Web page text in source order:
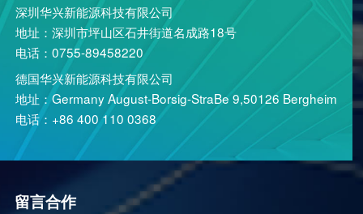
深圳华兴新能源科技有限公司
地址：深圳市坪山区石井街道名成路18号
电话：0755-89458220
德国华兴新能源科技有限公司
地址：Germany August-Borsig-StraBe 9,50126 Bergheim
电话：+86 400 110 0368
留言合作